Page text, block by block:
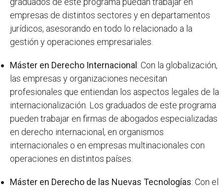
empresas de distintos sectores y en departamentos
jurídicos, asesorando en todo lo relacionado a la
gestión y operaciones empresariales.
Máster en Derecho Internacional : Con la globalización,
las empresas y organizaciones necesitan
profesionales que entiendan los aspectos legales de la
internacionalización. Los graduados de este programa
pueden trabajar en firmas de abogados especializadas
en derecho internacional, en organismos
internacionales o en empresas multinacionales con
operaciones en distintos países.
Máster en Derecho de las Nuevas Tecnologías: Con el